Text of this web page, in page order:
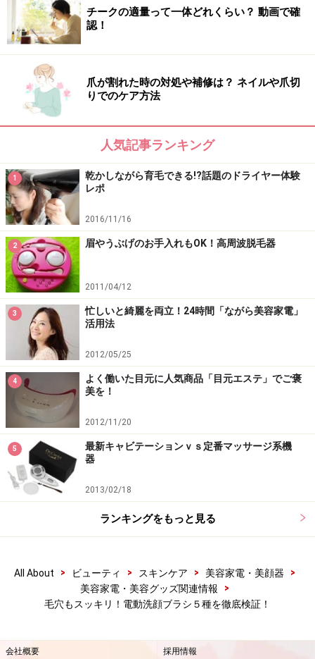
チークの適量って一体どれくらい？ 動画で確
認！
爪が割れた時の対処や補修は？ ネイルや爪切
りでのケア方法
人気記事ランキング
1
乾かしながら育毛できる!?話題のドライヤー体験
レポ
2016/11/16
2 眉やうぶげのお手入れもOK！高周波脱毛器
2011/04/12
3
忙しいと綺麗を両立！24時間「ながら美容家電」
活用法
2012/05/25
4
よく働いた目元に人気商品「目元エステ」でご褒
美を！
2012/11/20
5
最新キャビテーションｖｓ定番マッサージ系機
器
2013/02/18
ランキングをもっと見る
All About > ビューティ > スキンケア > 美容家電・美顔器
>
美容家電・美容グッズ関連情報
>
毛穴もスッキリ！電動洗顔ブラシ５種を徹底検証！
会社概要 採用情報